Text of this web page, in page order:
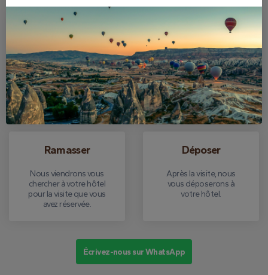
Réservez votre
visite
Trouvez votre meilleur
tour et faites votre
réservation gratuite.
Payer dans le
véhicule
Lorsque nous venons
vous chercher, vous
pouvez payer en
espèces.
Ramasser
Nous viendrons vous
chercher à votre hôtel
pour la visite que vous
avez réservée.
Déposer
Après la visite, nous
vous déposerons à
votre hôtel.
Écrivez-nous sur WhatsApp